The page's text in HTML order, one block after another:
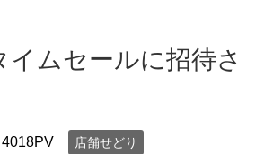
イムセールに招待さ
4018PV 店舗せどり